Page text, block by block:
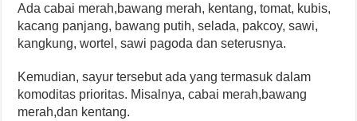
Ada cabai merah,bawang merah, kentang, tomat, kubis,
kacang panjang, bawang putih, selada, pakcoy, sawi,
kangkung, wortel, sawi pagoda dan seterusnya.
Kemudian, sayur tersebut ada yang termasuk dalam
komoditas prioritas. Misalnya, cabai merah,bawang
merah,dan kentang.